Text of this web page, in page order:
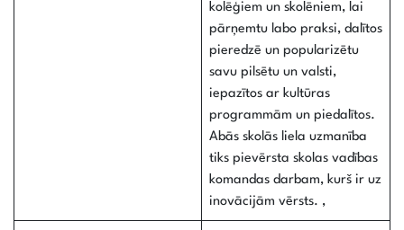
kolēģiem un skolēniem, lai
pārņemtu labo praksi, dalītos
pieredzē un popularizētu
savu pilsētu un valsti,
iepazītos ar kultūras
programmām un piedalītos.
Abās skolās liela uzmanība
tiks pievērsta skolas vadības
komandas darbam, kurš ir uz
inovācijām vērsts. ,